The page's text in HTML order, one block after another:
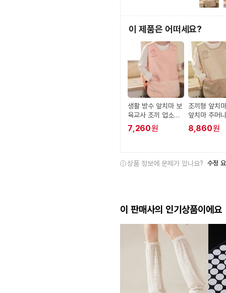
이 제품은 어떠세요?
생활 방수 앞치마 보
육교사 조끼 업소용
주머니 주방 앞치마
7,260원
조끼형 앞치
앞치마 주머
드 생활 업소
용 여성
8,860원
상품 정보에 문제가 있나요? 수정
이 판매사의 인기상품이에요